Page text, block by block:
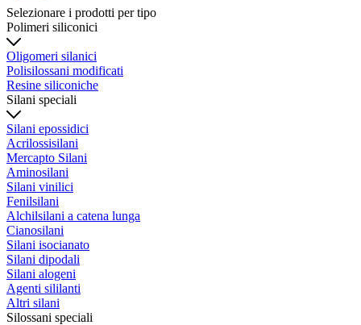
Selezionare i prodotti per tipo
Polimeri siliconici
Oligomeri silanici
Polisilossani modificati
Resine siliconiche
Silani speciali
Silani epossidici
Acrilossisilani
Mercapto Silani
Aminosilani
Silani vinilici
Fenilsilani
Alchilsilani a catena lunga
Cianosilani
Silani isocianato
Silani dipodali
Silani alogeni
Agenti sililanti
Altri silani
Silossani speciali